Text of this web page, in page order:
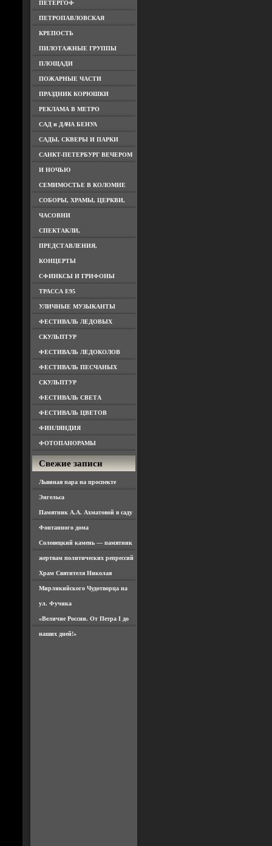
ПЕТЕРГОФ
ПЕТРОПАВЛОВСКАЯ
КРЕПОСТЬ
ПИЛОТАЖНЫЕ ГРУППЫ
ПЛОЩАДИ
ПОЖАРНЫЕ ЧАСТИ
ПРАЗДНИК КОРЮШКИ
РЕКЛАМА В МЕТРО
САД и ДАЧА БЕНУА
САДЫ, СКВЕРЫ И ПАРКИ
САНКТ-ПЕТЕРБУРГ ВЕЧЕРОМ
И НОЧЬЮ
СЕМИМОСТЬЕ В КОЛОМНЕ
СОБОРЫ, ХРАМЫ, ЦЕРКВИ,
ЧАСОВНИ
СПЕКТАКЛИ,
ПРЕДСТАВЛЕНИЯ,
КОНЦЕРТЫ
СФИНКСЫ И ГРИФОНЫ
ТРАССА Е95
УЛИЧНЫЕ МУЗЫКАНТЫ
ФЕСТИВАЛЬ ЛЕДОВЫХ
СКУЛЬПТУР
ФЕСТИВАЛЬ ЛЕДОКОЛОВ
ФЕСТИВАЛЬ ПЕСЧАНЫХ
СКУЛЬПТУР
ФЕСТИВАЛЬ СВЕТА
ФЕСТИВАЛЬ ЦВЕТОВ
ФИНЛЯНДИЯ
ФОТОПАНОРАМЫ
Свежие записи
Львиная пара на проспекте
Энгельса
Памятник А.А. Ахматовой в саду
Фонтанного дома
Соловецкий камень — памятник
жертвам политических репрессий
Храм Святителя Николая
Мирликийского Чудотворца на
ул. Фучика
«Величие России. От Петра I до
наших дней!»